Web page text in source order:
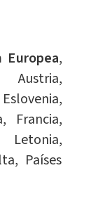
,
Austria,
Francia,
Países